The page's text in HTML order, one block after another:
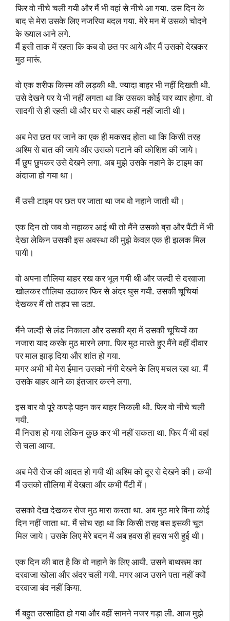
फिर वो नीचे चली गयी और मैं भी वहां से नीचे आ गया. उस दिन के
बाद से मेरा उसके लिए नजरिया बदल गया. मेरे मन में उसको चोदने
के ख्याल आने लगे.
मैं इसी ताक में रहता कि कब वो छत पर आये और मैं उसको देखकर
मुठ मारूं.
वो एक शरीफ किस्म की लड़की थी. ज्यादा बाहर भी नहीं दिखती थी.
उसे देखने पर ये भी नहीं लगता था कि उसका कोई यार व्यार होगा. वो
सादगी से ही रहती थी और घर से बाहर कहीं नहीं जाती थी।
अब मेरा छत पर जाने का एक ही मकसद होता था कि किसी तरह
अश्मि से बात की जाये और उसको पटाने की कोशिश की जाये।
मैं छुप छुपकर उसे देखने लगा. अब मुझे उसके नहाने के टाइम का
अंदाजा हो गया था।
मैं उसी टाइम पर छत पर जाता था जब वो नहाने जाती थी।
एक दिन तो जब वो नहाकर आई थी तो मैंने उसको ब्रा और पैंटी में भी
देखा लेकिन उसकी इस अवस्था की मुझे केवल एक ही झलक मिल
पायी।
वो अपना तौलिया बाहर रख कर भूल गयी थी और जल्दी से दरवाजा
खोलकर तौलिया उठाकर फिर से अंदर घुस गयी. उसकी चूचियां
देखकर मैं तो तड़प सा उठा.
मैंने जल्दी से लंड निकाला और उसकी ब्रा में उसकी चूचियों का
नजारा याद करके मुठ मारने लगा. फिर मुठ मारते हुए मैंने वहीं दीवार
पर माल झाड़ दिया और शांत हो गया.
मगर अभी भी मेरा ईमान उसको नंगी देखने के लिए मचल रहा था. मैं
उसके बाहर आने का इंतजार करने लगा.
इस बार वो पूरे कपड़े पहन कर बाहर निकली थी. फिर वो नीचे चली
गयी.
मैं निराश हो गया लेकिन कुछ कर भी नहीं सकता था. फिर मैं भी वहां
से चला आया.
अब मेरी रोज की आदत हो गयी थी अश्मि को दूर से देखने की। कभी
मैं उसको तौलिया में देखता और कभी पैंटी में।
उसको देख देखकर रोज मुठ मारा करता था. अब मुठ मारे बिना कोई
दिन नहीं जाता था. मैं सोच रहा था कि किसी तरह बस इसकी चूत
मिल जाये। उसके लिए मेरे बदन में अब हवस ही हवस भरी हुई थी।
एक दिन की बात है कि वो नहाने के लिए आयी. उसने बाथरूम का
दरवाजा खोला और अंदर चली गयी. मगर आज उसने पता नहीं क्यों
दरवाजा बंद नहीं किया.
मैं बहुत उत्साहित हो गया और वहीं सामने नजर गड़ा ली. आज मुझे